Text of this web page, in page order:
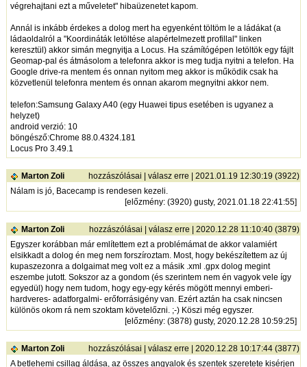
végrehajtani ezt a műveletet" hibaüzenetet kapom.
Annál is inkább érdekes a dolog mert ha egyenként töltöm le a ládákat (a
ládaoldalról a "Koordináták letöltése alapértelmezett profillal" linken
keresztül) akkor simán megnyitja a Locus. Ha számítógépen letöltök egy fájlt
Geomap-pal és átmásolom a telefonra akkor is meg tudja nyitni a telefon. Ha
Google drive-ra mentem és onnan nyitom meg akkor is működik csak ha
közvetlenül telefonra mentem és onnan akarom megnyitni akkor nem.
telefon:Samsung Galaxy A40 (egy Huawei tipus esetében is ugyanez a
helyzet)
android verzió: 10
böngésző:Chrome 88.0.4324.181
Locus Pro 3.49.1
Marton Zoli hozzászólásai |válasz erre | 2021.01.19 12:30:19 (3922)
Nálam is jó, Bacecamp is rendesen kezeli.
[előzmény: (3920) gusty, 2021.01.18 22:41:55]
Marton Zoli hozzászólásai |válasz erre | 2020.12.28 11:10:40 (3879)
Egyszer korábban már említettem ezt a problémámat de akkor valamiért
elsikkadt a dolog én meg nem forszíroztam. Most, hogy bekészítettem az új
kupaszezonra a dolgaimat meg volt ez a másik .xml .gpx dolog megint
eszembe jutott. Sokszor az a gondom (és szerintem nem én vagyok vele így
egyedül) hogy nem tudom, hogy egy-egy kérés mögött mennyi emberi-
hardveres- adatforgalmi- erőforrásigény van. Ezért aztán ha csak nincsen
különös okom rá nem szoktam követelőzni. ;-) Köszi még egyszer.
[előzmény: (3878) gusty, 2020.12.28 10:59:25]
Marton Zoli hozzászólásai |válasz erre | 2020.12.28 10:17:44 (3877)
A betlehemi csillag áldása, az összes angyalok és szentek szeretete kisérjen